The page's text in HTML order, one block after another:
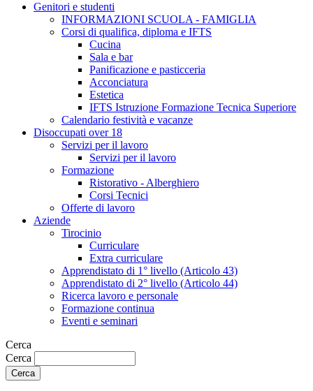
Genitori e studenti
INFORMAZIONI SCUOLA - FAMIGLIA
Corsi di qualifica, diploma e IFTS
Cucina
Sala e bar
Panificazione e pasticceria
Acconciatura
Estetica
IFTS Istruzione Formazione Tecnica Superiore
Calendario festività e vacanze
Disoccupati over 18
Servizi per il lavoro
Servizi per il lavoro
Formazione
Ristorativo - Alberghiero
Corsi Tecnici
Offerte di lavoro
Aziende
Tirocinio
Curriculare
Extra curriculare
Apprendistato di 1° livello (Articolo 43)
Apprendistato di 2° livello (Articolo 44)
Ricerca lavoro e personale
Formazione continua
Eventi e seminari
Cerca
Cerca